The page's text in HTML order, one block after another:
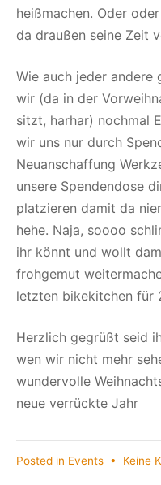
heißmachen. Oder
da draußen seine Zeit
Wie auch jeder andere
wir (da in der
sitzt, harhar) nochmal
wir uns nur durch
Neuanschaffung
unsere Spendendose
platzieren damit da
hehe. Naja, soooo
ihr könnt und wollt
frohgemut
letzten bikekitchen für
Herzlich gegrüßt seid
wen wir nicht mehr
wundervolle
neue verrückte Jahr
Posted in Events • Keine